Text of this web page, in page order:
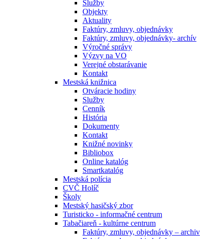
Služby
Objekty
Aktuality
Faktúry, zmluvy, objednávky
Faktúry, zmluvy, objednávky- archív
Výročné správy
Výzvy na VO
Verejné obstarávanie
Kontakt
Mestská knižnica
Otváracie hodiny
Služby
Cenník
História
Dokumenty
Kontakt
Knižné novinky
Bibliobox
Online katalóg
Smartkatalóg
Mestská polícia
CVČ Holíč
Školy
Mestský hasičský zbor
Turisticko - informačné centrum
Tabačiareň - kultúrne centrum
Faktúry, zmluvy, objednávky – archiv